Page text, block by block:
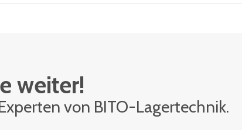
weiter!
von BITO-La­ger­tech­nik.